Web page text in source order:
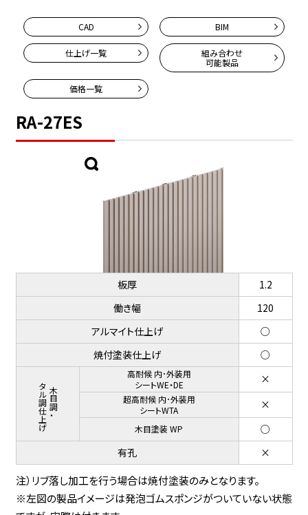
CAD BIM
仕上げ一覧
組み合わせ
可能製品
価格一覧
RA-27ES
板厚
1.2
働き幅
120
アルマイト仕上げ
○
焼付塗装仕上げ
○
木目調・
メタル調仕上げ
高耐候 内･外装用
シートWE・DE
×
超高耐候 内･外装用
シートWTA
×
木目塗装 WP
○
有孔
×
注）リブ落し加工を行う場合は焼付塗装のみとなります。
※左図の製品イメージは発泡ゴムスポンジがついていない状態